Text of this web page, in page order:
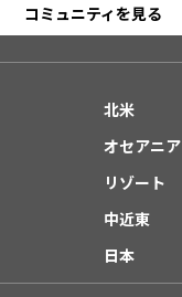
コミュニティを見る
北米
オセアニア
リゾート
中近東
日本